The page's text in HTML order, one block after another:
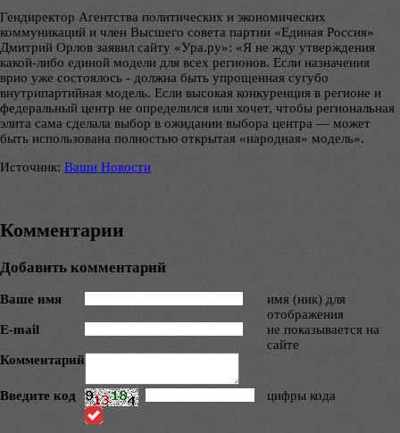
Гендиректор Агентства политических и экономических
коммуникаций и член Высшего совета партии «Единая Россия»
Дмитрий Орлов заявил сайту «Ура.ру»: «Я не жду утверждения
какой-либо единой модели для всех регионов. Если назначения
врио уже состоялось - должна быть упрощенная сугубо
внутрипартийная модель. Если высокая конкуренция в регионе и
федеральный центр не определился или хочет, чтобы региональная
элита сама сделала выбор в ожидании выбора центра — может
быть использована полностью открытая «народная» модель».
Источник: Ваши Новости
Комментарии
Добавить комментарий
Ваше имя
имя (ник) для
отображения
E-mail
не показывается на
сайте
Комментарий
Введите код цифры кода